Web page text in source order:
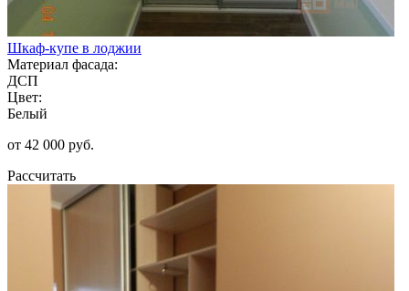
Шкаф-купе в лоджии
Материал фасада:
ДСП
Цвет:
Белый
от 42 000 руб.
Рассчитать